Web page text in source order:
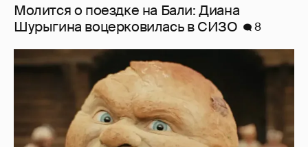
Нулевой рейтинг, мемы и "туалетный
юмор": в сети обсуждают провал "Колобка"